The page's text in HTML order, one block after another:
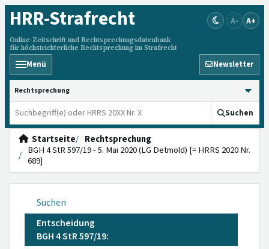
HRR-Strafrecht
Online-Zeitschrift und Rechtsprechungsdatenbank
für höchstrichterliche Rechtsprechung im Strafrecht
A- A+
Menü Newsletter
HRRS durchsuchen
Suchen
Startseite
Rechtsprechung
BGH 4 StR 597/19 - 5. Mai 2020 (LG Detmold) [= HRRS 2020 Nr.
689]
Suchen
Entscheidung
BGH 4 StR 597/19: